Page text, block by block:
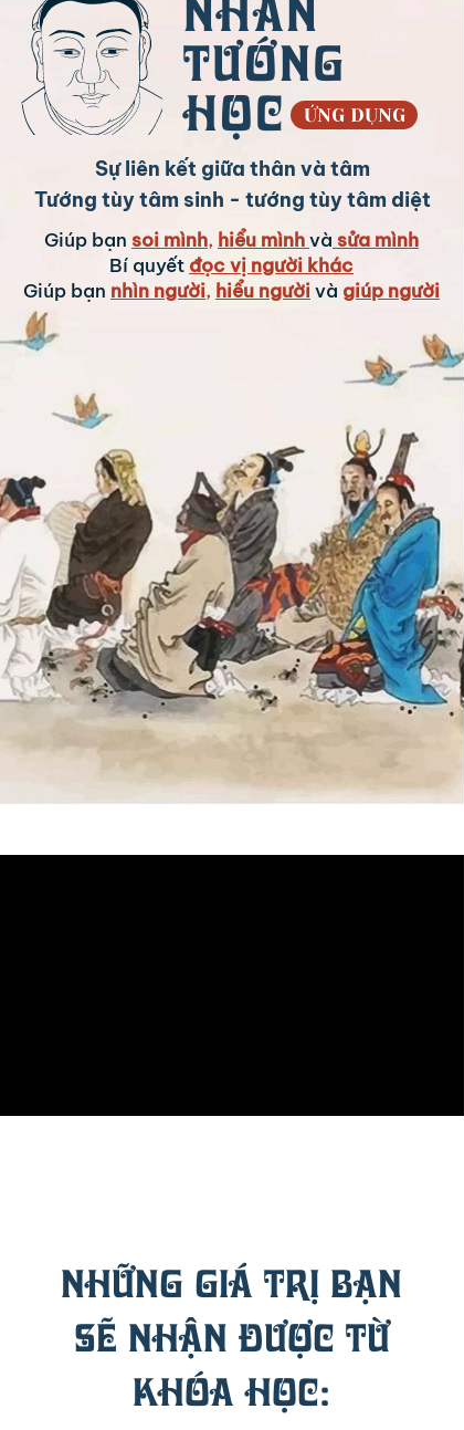
Sự liên kết giữa thân và tâm
Tướng tùy tâm sinh - tướng tùy tâm diệt
Giúp bạn soi mình, hiểu mìnhvà sửa mình
Bí quyết đọc vị người khác
Giúp bạn nhìn người, hiểu ngườivà giúp người
TƯỚNG
HỌC ỨNG DỤNG
NHỮNG GIÁ TRỊ BẠN
SẼ NHẬN ĐƯỢC TỪ
KHÓA HỌC: